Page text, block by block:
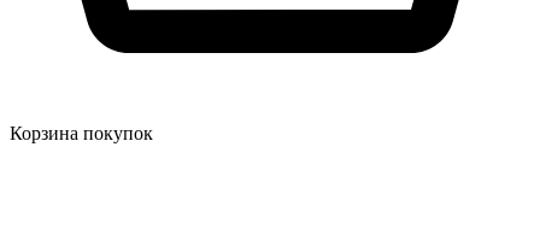
Корзина покупок